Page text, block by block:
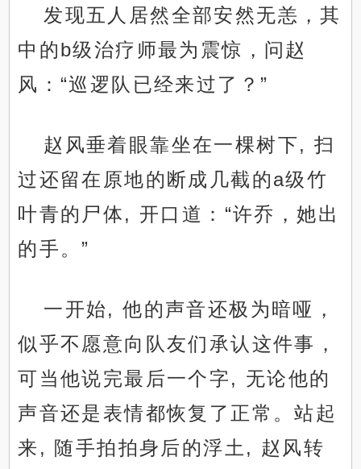
发现五人居然全部安然无恙，其
中的b级治疗师最为震惊，问赵
风：“巡逻队已经来过了？”
赵风垂着眼靠坐在一棵树下, 扫
过还留在原地的断成几截的a级竹
叶青的尸体, 开口道：“许乔，她出
的手。”
一开始, 他的声音还极为暗哑，
似乎不愿意向队友们承认这件事，
可当他说完最后一个字, 无论他的
声音还是表情都恢复了正常。站起
来, 随手拍拍身后的浮土, 赵风转